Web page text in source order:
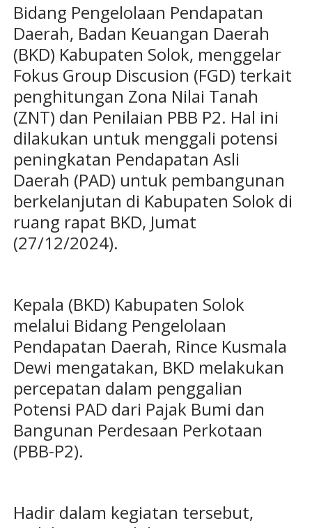
Bidang Pengelolaan Pendapatan
Daerah, Badan Keuangan Daerah
(BKD) Kabupaten Solok, menggelar
Fokus Group Discusion (FGD) terkait
penghitungan Zona Nilai Tanah
(ZNT) dan Penilaian PBB P2. Hal ini
dilakukan untuk menggali potensi
peningkatan Pendapatan Asli
Daerah (PAD) untuk pembangunan
berkelanjutan di Kabupaten Solok di
ruang rapat BKD, Jumat
(27/12/2024).
Kepala (BKD) Kabupaten Solok
melalui Bidang Pengelolaan
Pendapatan Daerah, Rince Kusmala
Dewi mengatakan, BKD melakukan
percepatan dalam penggalian
Potensi PAD dari Pajak Bumi dan
Bangunan Perdesaan Perkotaan
(PBB-P2).
Hadir dalam kegiatan tersebut,